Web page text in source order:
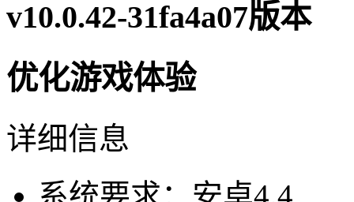
v10.0.42-31fa4a07版本
优化游戏体验
详细信息
系统要求：安卓4.4